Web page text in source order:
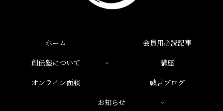
ホーム
会員用必読記事
創伝塾について
講座
オンライン面談
戯言ブログ
お知らせ